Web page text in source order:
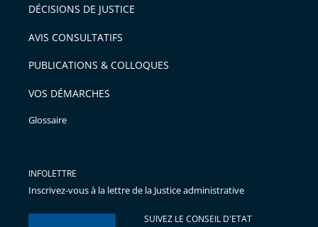
DÉCISIONS DE JUSTICE
AVIS CONSULTATIFS
PUBLICATIONS & COLLOQUES
VOS DÉMARCHES
Glossaire
INFOLETTRE
Inscrivez-vous à la lettre de la Justice administrative
SUIVEZ LE CONSEIL D'ETAT